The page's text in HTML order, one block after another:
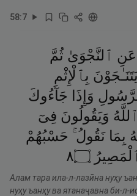
58:7
عَنِ ٱلنَّجْوَىٰ ثُمَّ
بِٱلْإِثْمِ
وَإِذَا
جَآءُوكَ
ٱللَّهُ وَيَقُولُونَ فِىٓ
بِمَا نَقُولُ ۚ حَسْبُهُمْ
۝٨
Алам тара ила-л-лазӣна нуҳу
нуҳу ъанҳу ва ятанаҷавна би-